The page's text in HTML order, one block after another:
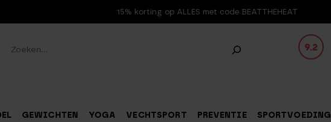
15% korting op ALLES met code BEATTHEHEAT
9.2
GEWICHTEN YOGA VECHTSPORT PREVENTIE SPORTVOEDING